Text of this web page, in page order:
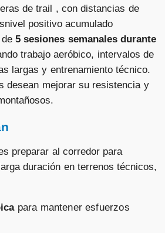
de trail , con distancias de
positivo acumulado
de5 sesiones semanales durante
trabajo aeróbico, intervalos de
largas y entrenamiento técnico.
desean mejorar su resistencia y
preparar al corredor para
duración en terrenos técnicos,
para mantener esfuerzos